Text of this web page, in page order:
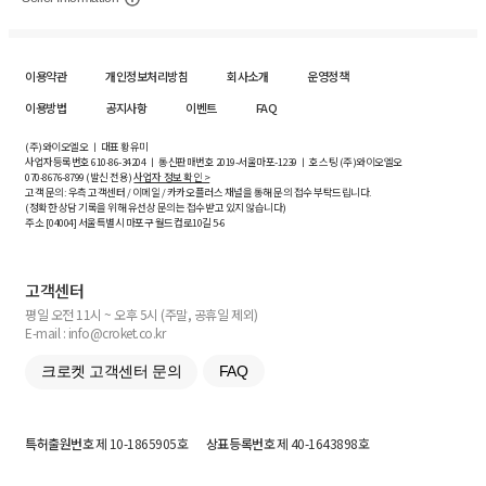
이용약관 개인정보처리방침 회사소개
운영정책
이용방법
공지사항 이벤트 FAQ
(주)와이오엘오 ㅣ 대표 황유미
사업자등록번호610-86-34204ㅣ 통신판매번호 2019-서울마포-1239 ㅣ 호스팅 (주)와이오엘오
070-8676-8799 (발신 전용)사업자 정보 확인 >
고객 문의: 우측 고객센터 / 이메일 / 카카오플러스 채널을 통해 문의 접수 부탁드립니다.
(정확한 상담 기록을 위해 유선상 문의는 접수받고 있지 않습니다)
주소 [04004] 서울특별시 마포구 월드컵로10길5-6
고객센터
평일 오전 11시 ~ 오후 5시 (주말, 공휴일 제외)
E-mail : info@croket.co.kr
크로켓 고객센터 문의 FAQ
특허출원번호제 10-1865905호 상표등록번호제 40-1643898호